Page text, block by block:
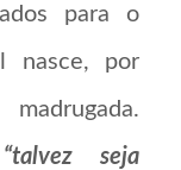
para o
nasce, por
seja